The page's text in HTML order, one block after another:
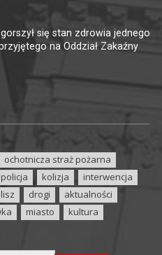
się stan zdrowia jednego
na Oddział Zakaźny
ochotnicza straż pożarna
policja kolizja
interwencja
drogi
aktualności
miasto kultura